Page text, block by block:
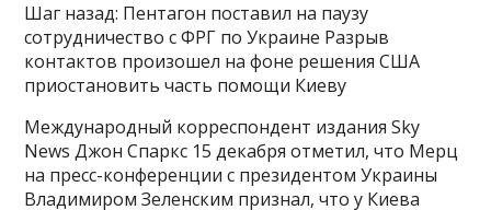
Шаг назад: Пентагон поставил на паузу
сотрудничество с ФРГ по Украине Разрыв
контактов произошел на фоне решения США
приостановить часть помощи Киеву
Международный корреспондент издания Sky
News Джон Спаркс 15 декабря отметил, что Мерц
на пресс-конференции с президентом Украины
Владимиром Зеленским признал, что у Киева